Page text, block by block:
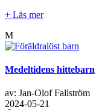
+ Läs mer
M
Medeltidens hittebarn
av: Jan-Olof Fallström
2024-05-21